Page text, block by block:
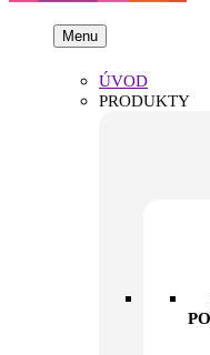
Menu
ÚVOD
PRODUKTY